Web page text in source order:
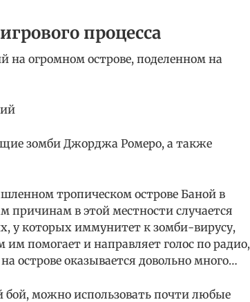
процесса
на огромном острове, поделенном на
зомби Джорджа Ромеро, а также
тропическом острове Баной в
причинам в этой местности случается
у которых иммунитет к зомби-вирусу,
помогает и направляет голос по радио,
острове оказывается довольно много…
можно использовать почти любые